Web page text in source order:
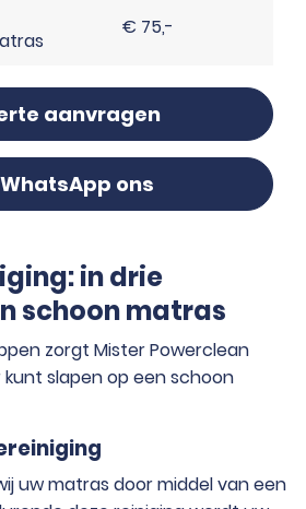
€ 75,-
aanvragen
WhatsApp ons
in drie
schoon matras
zorgt Mister Powerclean
slapen op een schoon
uw matras door middel van een